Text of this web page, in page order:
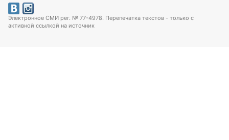
Электронное СМИ рег. № 77-4978. Перепечатка текстов - только с
активной ссылкой на источник